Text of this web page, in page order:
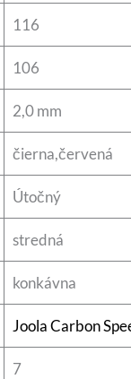
116
106
2,0 mm
čierna,červená
Útočný
stredná
konkávna
Joola Carbon
7